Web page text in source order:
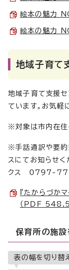
絵本の魅力
絵本の魅力
地域子育て
地域子育て支援セ
ています。お気軽
※対象は市内在住
※手話通訳や要約
スにてお
クス 0797-
『たからづか
（PDF 548.5
保育所の施設
表の幅を切り替